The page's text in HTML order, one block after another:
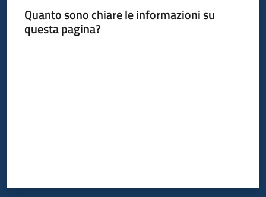
Quanto sono chiare le informazioni su
questa pagina?